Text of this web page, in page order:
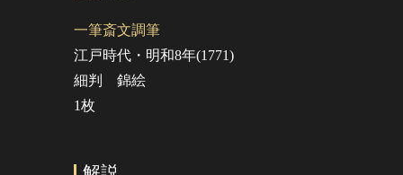
一筆斎文調筆
江戸時代・明和8年(1771)
細判 錦絵
1枚